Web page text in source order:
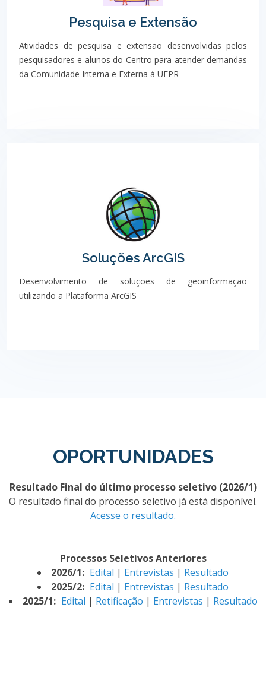
Pesquisa e Extensão
Atividades de pesquisa e extensão desenvolvidas pelos
pesquisadores e alunos do Centro para atender demandas
da Comunidade Interna e Externa à UFPR
Soluções ArcGIS
Desenvolvimento de soluções de geoinformação
utilizando a Plataforma ArcGIS
OPORTUNIDADES
Resultado Final do último processo seletivo (2026/1)
O resultado final do processo seletivo já está disponível.
Acesse o resultado.
Processos Seletivos Anteriores
2026/1: Edital | Entrevistas | Resultado
2025/2: Edital | Entrevistas | Resultado
2025/1: Edital | Retificação | Entrevistas | Resultado